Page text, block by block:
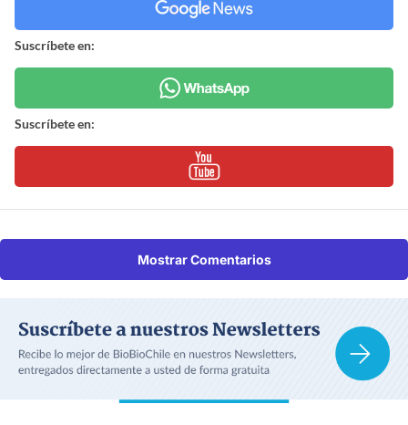
Suscríbete en:
Suscríbete en:
Mostrar Comentarios